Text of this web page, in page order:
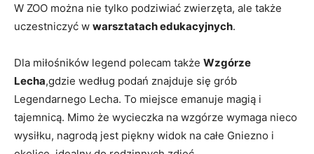
W ZOO ⁢można nie tylko podziwiać zwierzęta,⁢ ale także
uczestniczyć w warsztatach edukacyjnych.
Dla miłośników ‌legend polecam⁣ także Wzgórze
Lecha,gdzie według podań znajduje się‌ grób
Legendarnego Lecha. To miejsce ⁤emanuje magią⁣ i⁢
tajemnicą. ⁣Mimo⁤ że wycieczka na wzgórze ‍wymaga nieco
wysiłku, nagrodą jest piękny widok na ⁢całe Gniezno i